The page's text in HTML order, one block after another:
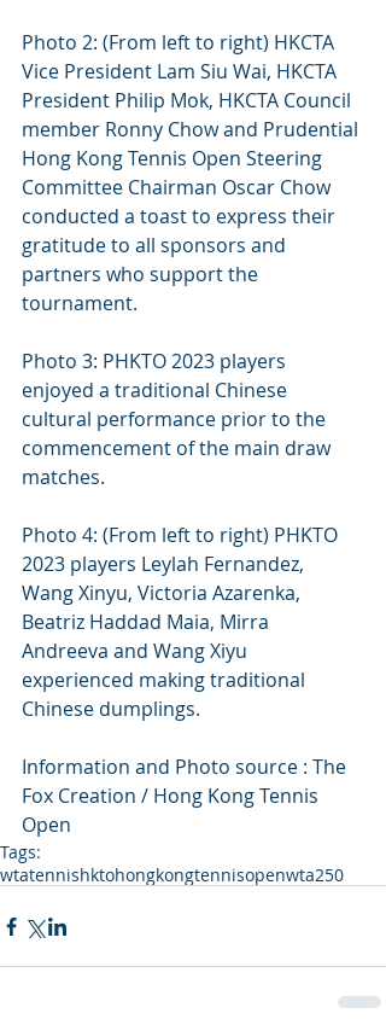
Photo 2: (From left to right) HKCTA
Vice President Lam Siu Wai, HKCTA
President Philip Mok, HKCTA Council
member Ronny Chow and Prudential
Hong Kong Tennis Open Steering
Committee Chairman Oscar Chow
conducted a toast to express their
gratitude to all sponsors and
partners who support the
tournament.
Photo 3: PHKTO 2023 players
enjoyed a traditional Chinese
cultural performance prior to the
commencement of the main draw
matches.
Photo 4: (From left to right) PHKTO
2023 players Leylah Fernandez,
Wang Xinyu, Victoria Azarenka,
Beatriz Haddad Maia, Mirra
Andreeva and Wang Xiyu
experienced making traditional
Chinese dumplings.
Information and Photo source : The
Fox Creation / Hong Kong Tennis
Open
Tags:
wtatennishktohongkongtennisopenwta250